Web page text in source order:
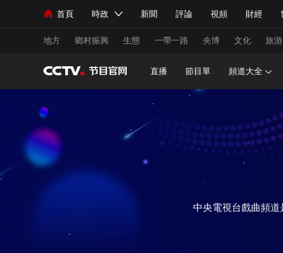
首頁 時政 新聞 評論 視頻 財經
人民領袖習近平 聯播+ 中國領導人 央視快評 習式
直播 欄目大全 節目單 聽音 微視頻 主
海外頻道 iPanda English Монгол
地方 鄉村振興 生態 一帶一路 央博 文化 旅游
經濟 軍事 科
聯播+ 天天學習
藍海中國 新兵請
體育
直播 節目單 頻道大全
中央電視台戲曲頻